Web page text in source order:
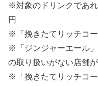
※対象のドリンクであ
円
※「挽きたてリッチコ
※「ジンジャーエール
の取り扱いがない店舗が
※「挽きたてリッチコ